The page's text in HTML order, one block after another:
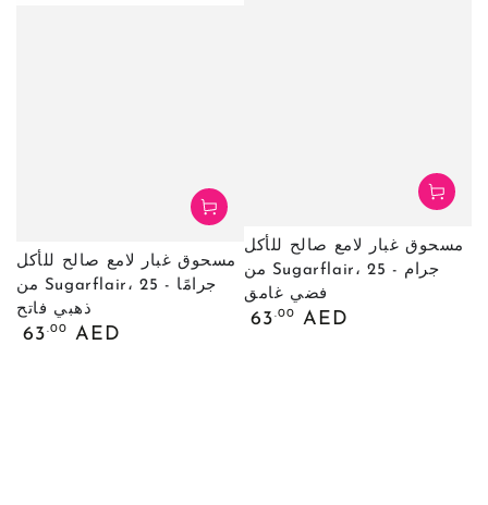
مسحوق غبار لامع صالح للأكل
من Sugarflair، 25 جرامًا -
ذهبي فاتح
السعر
63.00 AED
مسحوق غبار لامع صالح للأكل
من Sugarflair، 25 جرام -
فضي غامق
السعر
63.00 AED